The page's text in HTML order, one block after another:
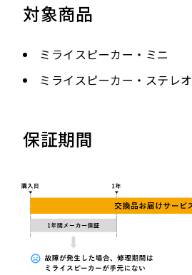
対象商品
ミライスピーカー・ミニ
ミライスピーカー・ステレオ
保証期間